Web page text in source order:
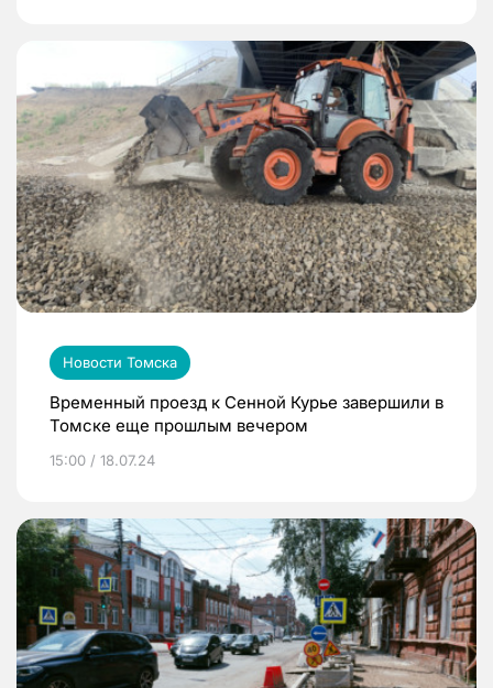
Новости Томска
Временный проезд к Сенной Курье завершили в
Томске еще прошлым вечером
15:00 / 18.07.24